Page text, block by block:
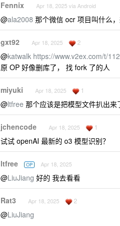
Fennix Apr 18, 2025 via Android
@ala2008 那个微信 ocr 项目叫什么
gxt92 Apr 18, 2025 2
@katwalk https://www.v2ex.com/t/
原 OP 好像删库了， 找 fork 了的人
miyuki Apr 18, 2025 1
@ltfree 那个应该是把模型文件扒出来
jchencode Apr 18, 2025 1
试试 openAI 最新的 o3 模型识别？
ltfree OP Apr 18, 2025
@LiuJiang 好的 我去看看
Rat3 Apr 18, 2025 2
@LiuJiang